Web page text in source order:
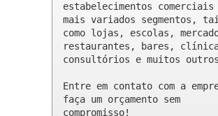
estabelecimentos comerciais
mais variados segmentos,
como lojas, escolas,
restaurantes, bares,
consultórios e muitos
Entre em contato com a
faça um orçamento sem
compromisso!